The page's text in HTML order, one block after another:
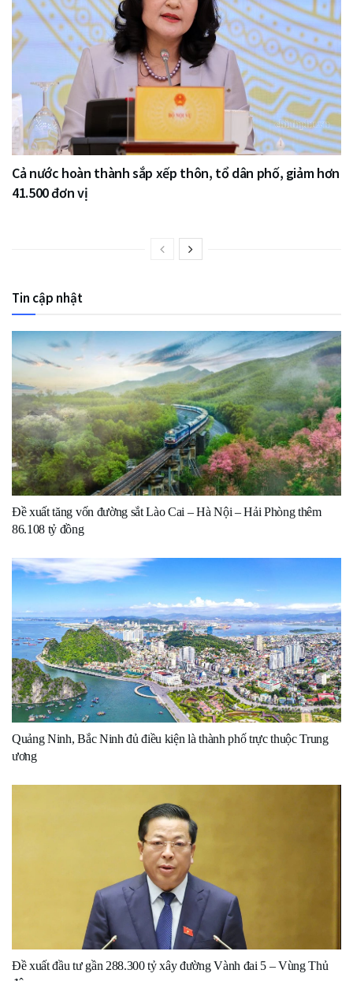
Cả nước hoàn thành sắp xếp thôn, tổ dân phố, giảm hơn
41.500 đơn vị
Tin cập nhật
Đề xuất tăng vốn đường sắt Lào Cai – Hà Nội – Hải Phòng thêm
86.108 tỷ đồng
Quảng Ninh, Bắc Ninh đủ điều kiện là thành phố trực thuộc Trung
ương
Đề xuất đầu tư gần 288.300 tỷ xây đường Vành đai 5 – Vùng Thủ